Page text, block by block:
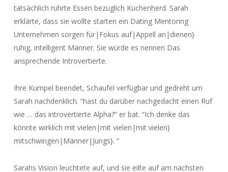
tatsächlich rührte Essen bezüglich Küchenherd. Sarah
erklärte, dass sie wollte starten ein Dating Mentoring
Unternehmen sorgen für|Fokus auf|Appell an|dienen}
ruhig, intelligent Männer. Sie würde es nennen Das
ansprechende Introvertierte.
Ihre Kumpel beendet, Schaufel verfügbar und gedreht um
Sarah nachdenklich. “hast du darüber nachgedacht einen Ruf
wie … das introvertierte Alpha?” er bat. “Ich denke das
könnte wirklich mit vielen|mit vielen|mit vielen}
mitschwingen|Männer|Jungs}. “
Sarahs Vision leuchtete auf, und sie eilte auf am nächsten